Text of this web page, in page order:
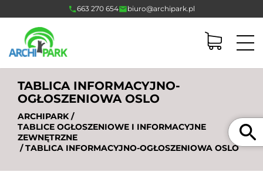
663 270 654 biuro@archipark.pl
TABLICA INFORMACYJNO-
OGŁOSZENIOWA OSLO
ARCHIPARK/
TABLICE OGŁOSZENIOWE I INFORMACYJNE
ZEWNĘTRZNE
/ TABLICA INFORMACYJNO-OGŁOSZENIOWA OSLO
Szukaj